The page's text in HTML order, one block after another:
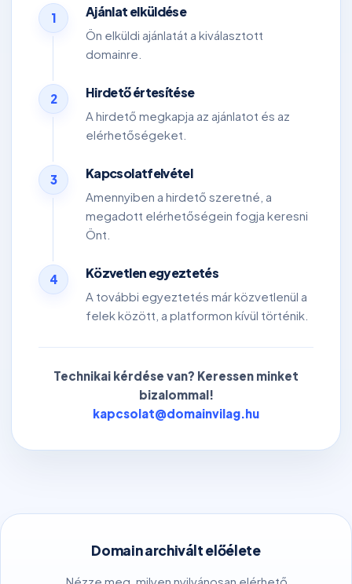
1 Ajánlat elküldése
Ön elküldi ajánlatát a kiválasztott
domainre.
2 Hirdető értesítése
A hirdető megkapja az ajánlatot és az
elérhetőségeket.
3 Kapcsolatfelvétel
Amennyiben a hirdető szeretné, a
megadott elérhetőségein fogja keresni
Önt.
4 Közvetlen egyeztetés
A további egyeztetés már közvetlenül a
felek között, a platformon kívül történik.
Technikai kérdése van? Keressen minket
bizalommal!
kapcsolat@domainvilag.hu
Domain archivált előélete